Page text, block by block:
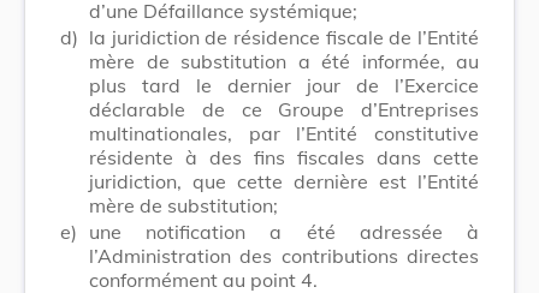
d’une Défaillance systémique;
d) la juridiction de résidence fiscale de l’Entité
mère de substitution a été informée, au
plus tard le dernier jour de l’Exercice
déclarable de ce Groupe d’Entreprises
multinationales, par l’Entité constitutive
résidente à des fins fiscales dans cette
juridiction, que cette dernière est l’Entité
mère de substitution;
e) une notification a été adressée à
l’Administration des contributions directes
conformément au point 4.